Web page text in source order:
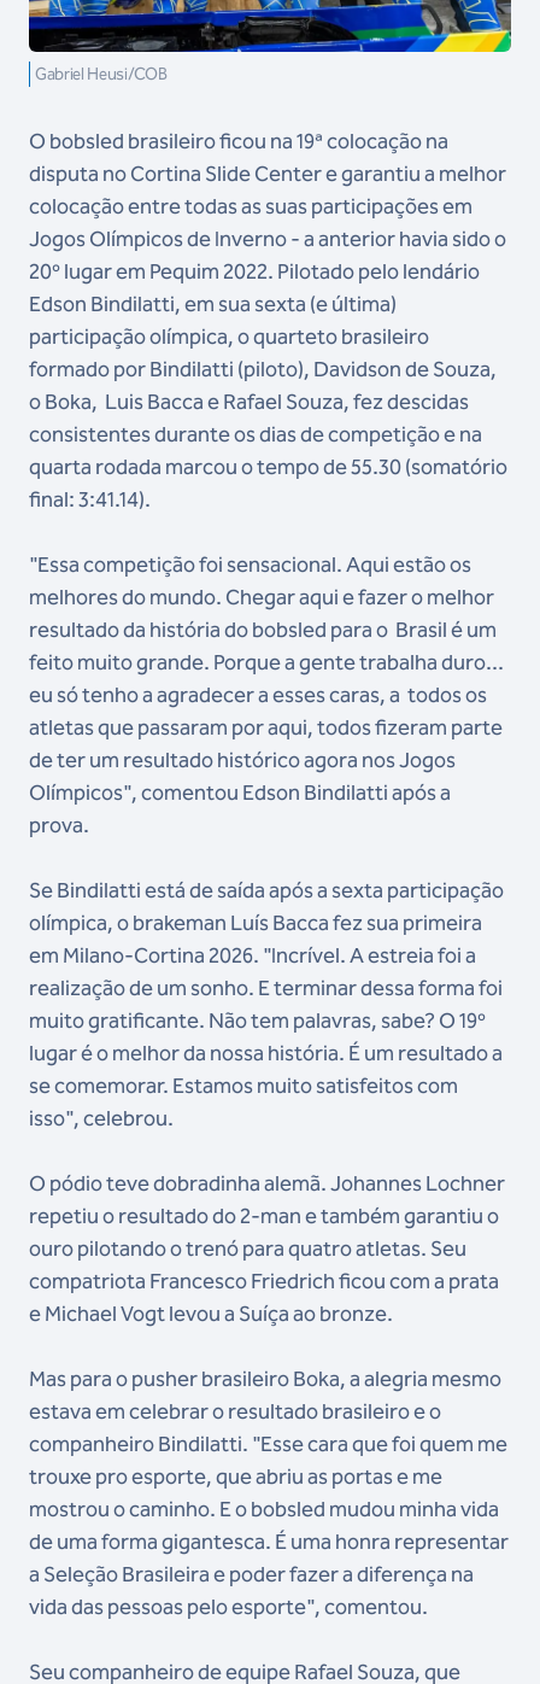
Gabriel Heusi/COB
O bobsled brasileiro ficou na 19ª colocação na
disputa no Cortina Slide Center e garantiu a melhor
colocação entre todas as suas participações em
Jogos Olímpicos de Inverno - a anterior havia sido o
20º lugar em Pequim 2022. Pilotado pelo lendário
Edson Bindilatti, em sua sexta (e última)
participação olímpica, o quarteto brasileiro
formado por Bindilatti (piloto), Davidson de Souza,
o Boka, Luis Bacca e Rafael Souza, fez descidas
consistentes durante os dias de competição e na
quarta rodada marcou o tempo de 55.30 (somatório
final: 3:41.14).
"Essa competição foi sensacional. Aqui estão os
melhores do mundo. Chegar aqui e fazer o melhor
resultado da história do bobsled para o Brasil é um
feito muito grande. Porque a gente trabalha duro...
eu só tenho a agradecer a esses caras, a todos os
atletas que passaram por aqui, todos fizeram parte
de ter um resultado histórico agora nos Jogos
Olímpicos", comentou Edson Bindilatti após a
prova.
Se Bindilatti está de saída após a sexta participação
olímpica, o brakeman Luís Bacca fez sua primeira
em Milano-Cortina 2026. "Incrível. A estreia foi a
realização de um sonho. E terminar dessa forma foi
muito gratificante. Não tem palavras, sabe? O 19º
lugar é o melhor da nossa história. É um resultado a
se comemorar. Estamos muito satisfeitos com
isso", celebrou.
O pódio teve dobradinha alemã. Johannes Lochner
repetiu o resultado do 2-man e também garantiu o
ouro pilotando o trenó para quatro atletas. Seu
compatriota Francesco Friedrich ficou com a prata
e Michael Vogt levou a Suíça ao bronze.
Mas para o pusher brasileiro Boka, a alegria mesmo
estava em celebrar o resultado brasileiro e o
companheiro Bindilatti. "Esse cara que foi quem me
trouxe pro esporte, que abriu as portas e me
mostrou o caminho. E o bobsled mudou minha vida
de uma forma gigantesca. É uma honra representar
a Seleção Brasileira e poder fazer a diferença na
vida das pessoas pelo esporte", comentou.
Seu companheiro de equipe Rafael Souza, que